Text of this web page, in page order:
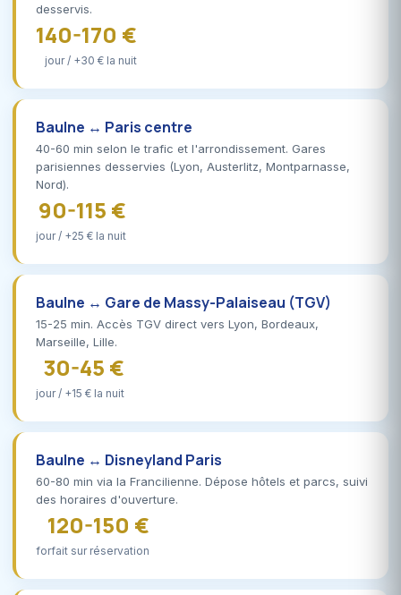
desservis.
140-170 €
jour / +30 € la nuit
Baulne ↔ Paris centre
40-60 min selon le trafic et l'arrondissement. Gares
parisiennes desservies (Lyon, Austerlitz, Montparnasse,
Nord).
90-115 €
jour / +25 € la nuit
Baulne ↔ Gare de Massy-Palaiseau (TGV)
15-25 min. Accès TGV direct vers Lyon, Bordeaux,
Marseille, Lille.
30-45 €
jour / +15 € la nuit
Baulne ↔ Disneyland Paris
60-80 min via la Francilienne. Dépose hôtels et parcs, suivi
des horaires d'ouverture.
120-150 €
forfait sur réservation